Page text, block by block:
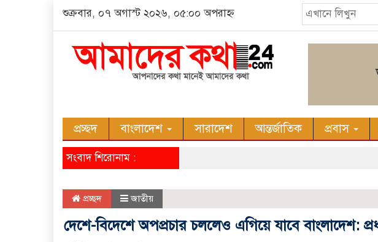
শুক্রবার, ০৭ অগাস্ট ২০২৬, ০৫:০০ অপরাহ্ন
প্রচ্ছদ বাংলাদেশ সারাদেশ আন্তর্জাতিক প্রবাস
সংবাদ শিরোনাম :
প্রচ্ছদ জাতীয়
দেশে-বিদেশে অপপ্রচার চললেও এগিয়ে যাবে বাংলাদেশ: